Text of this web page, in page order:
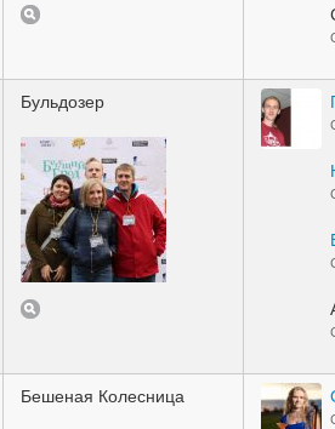
Бульдозер
Бешеная Колесница